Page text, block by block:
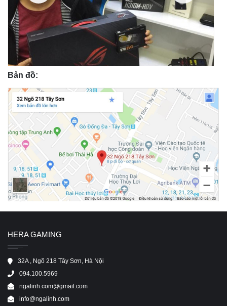
Bản đồ:
HERA GAMING
32A , Ngõ 218 Tây Sơn, Hà Nội
094.100.5969
ngalinh.com@gmail.com
info@ngalinh.com